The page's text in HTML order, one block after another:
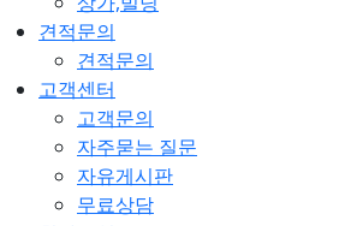
견적문의
견적문의
고객센터
고객문의
자주묻는 질문
자유게시판
무료상담